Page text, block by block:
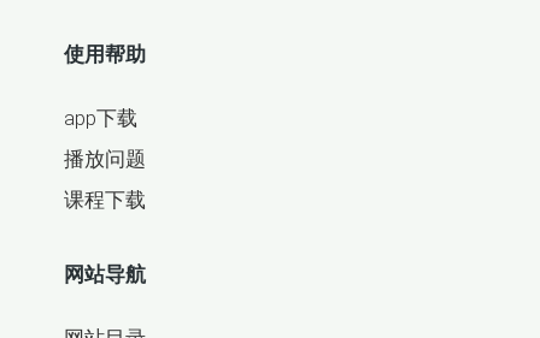
使用帮助
app下载
播放问题
课程下载
网站导航